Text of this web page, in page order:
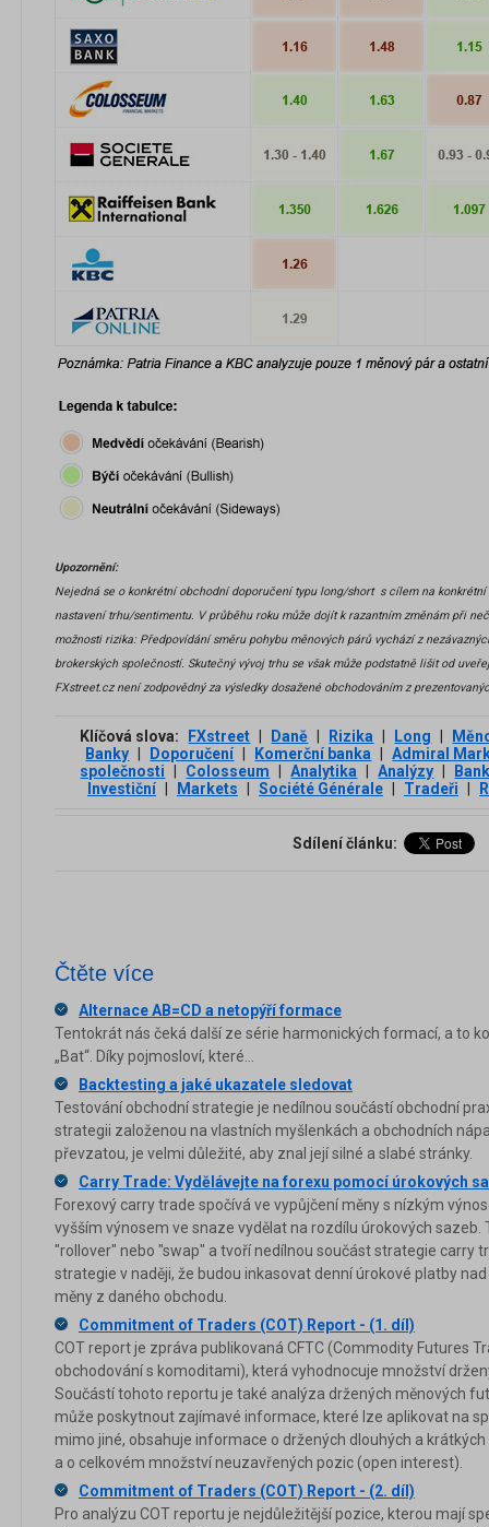
Upozornění:
Nejedná se o konkrétní obchodní doporučení typu long/short s cílem na
nastavení trhu/sentimentu. V průběhu roku může dojít k razantním změnám při
možnosti rizika: Předpovídání směru pohybu měnových párů vychází z
brokerských společností. Skutečný vývoj trhu se však může podstatně lišit od
FXstreet.cz není zodpovědný za výsledky dosažené obchodováním z
Klíčová slova: FXstreet Daně Rizika Long
Banky
Doporučení Komerční banka
Admiral
společnosti
Colosseum Analytika Analýzy
Investiční
Markets Société Générale Tradeři
Sdílení článku:
Čtěte více
Alternace AB=CD a netopýří formace
Tentokrát nás čeká další ze série harmonických formací, a to
„Bat“. Díky pojmosloví, které...
Backtesting a jaké ukazatele sledovat
Testování obchodní strategie je nedílnou součástí obchodní
strategii založenou na vlastních myšlenkách a obchodních
převzatou, je velmi důležité, aby znal její silné a slabé stránky.
Carry Trade: Vydělávejte na forexu pomocí úrokových
Forexový carry trade spočívá ve vypůjčení měny s nízkým
vyšším výnosem ve snaze vydělat na rozdílu úrokových
"rollover" nebo "swap" a tvoří nedílnou součást strategie carry
strategie v naději, že budou inkasovat denní úrokové platby
měny z daného obchodu.
Commitment of Traders (COT) Report - (1. díl)
COT report je zpráva publikovaná CFTC (Commodity Futures
obchodování s komoditami), která vyhodnocuje množství
Součástí tohoto reportu je také analýza držených měnových
může poskytnout zajímavé informace, které lze aplikovat na
mimo jiné, obsahuje informace o držených dlouhých a
a o celkovém množství neuzavřených pozic (open interest).
Commitment of Traders (COT) Report - (2. díl)
Pro analýzu COT reportu je nejdůležitější pozice, kterou mají